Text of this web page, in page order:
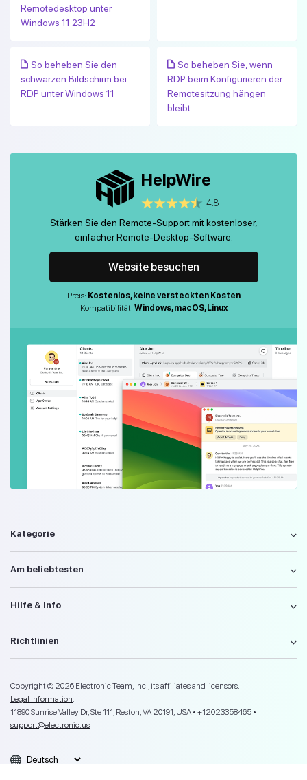
Remotedesktop unter
Windows 11 23H2
So beheben Sie den
schwarzen Bildschirm bei
RDP unter Windows 11
So beheben Sie, wenn
RDP beim Konfigurieren der
Remotesitzung hängen
bleibt
HelpWire
4.8
Stärken Sie den Remote-Support mit kostenloser,
einfacher Remote-Desktop-Software.
Website besuchen
Preis: Kostenlos, keine versteckten Kosten
Kompatibilität: Windows, macOS, Linux
Kategorie
Am beliebtesten
Hilfe & Info
Richtlinien
Copyright © 2026 Electronic Team, Inc., its affiliates and licensors.
Legal Information.
11890 Sunrise Valley Dr, Ste 111, Reston, VA 20191, USA • +12023358465 •
support@electronic.us